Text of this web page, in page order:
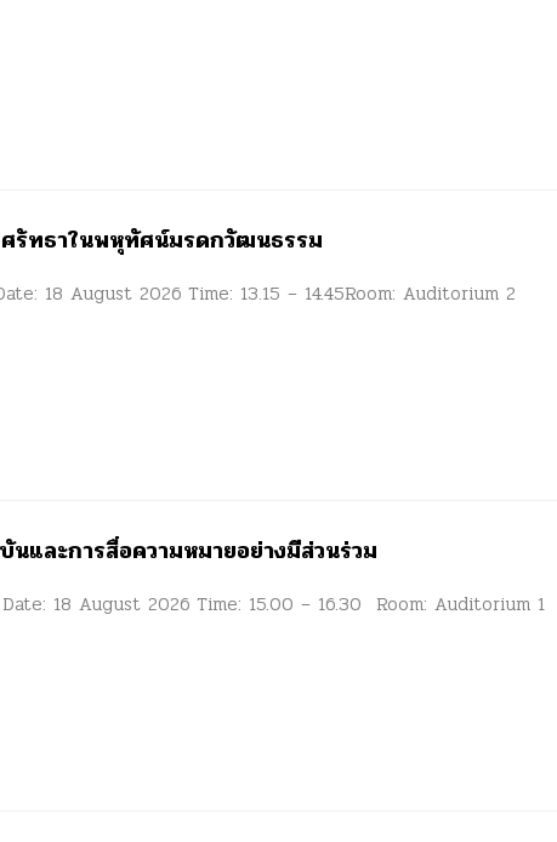
รัทธาในพหุทัศน์มรดกวัฒนธรรม
18 August 2026 Time: 13.15 – 14.45Room: Auditorium 2
และการสื่อความหมายอย่างมีส่วนร่วม
Date: 18 August 2026 Time: 15.00 – 16.30 Room: Auditorium 1